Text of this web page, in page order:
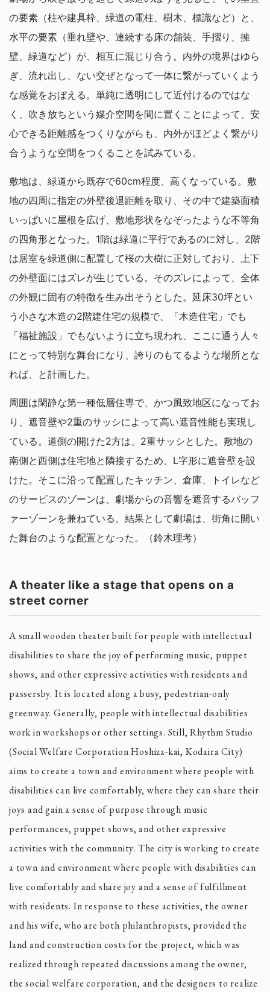
の要素（柱や建具枠、緑道の電柱、樹木、標識など）と、
水平の要素（垂れ壁や、連続する床の舗装、手摺り、擁
壁、緑道など）が、相互に混じり合う。内外の境界はゆら
ぎ、流れ出し、ない交ぜとなって一体に繋がっていくよう
な感覚をおぼえる。単純に透明にして近付けるのではな
く、吹き放ちという媒介空間を間に置くことによって、安
心できる距離感をつくりながらも、内外がほどよく繋がり
合うような空間をつくることを試みている。
敷地は、緑道から既存で60cm程度、高くなっている。敷
地の四周に指定の外壁後退距離を取り、その中で建築面積
いっぱいに屋根を広げ、敷地形状をなぞったような不等角
の四角形となった。1階は緑道に平行であるのに対し、2階
は居室を緑道側に配置して桜の大樹に正対しており、上下
の外壁面にはズレが生じている。そのズレによって、全体
の外観に固有の特徴を生み出そうとした。延床30坪とい
う小さな木造の2階建住宅の規模で、「木造住宅」でも
「福祉施設」でもないように立ち現われ、ここに通う人々
にとって特別な舞台になり、誇りのもてるような場所とな
れば、と計画した。
周囲は閑静な第一種低層住専で、かつ風致地区になってお
り、遮音壁や2重のサッシによって高い遮音性能も実現し
ている。道側の開けた2方は、2重サッシとした。敷地の
南側と西側は住宅地と隣接するため、L字形に遮音壁を設
けた。そこに沿って配置したキッチン、倉庫、トイレなど
のサービスのゾーンは、劇場からの音響を遮音するバッフ
ァーゾーンを兼ねている。結果として劇場は、街角に開い
た舞台のような配置となった。（鈴木理考）
A theater like a stage that opens on a
street corner
A small wooden theater built for people with intellectual
disabilities to share the joy of performing music, puppet
shows, and other expressive activities with residents and
passersby. It is located along a busy, pedestrian-only
greenway. Generally, people with intellectual disabilities
work in workshops or other settings. Still, Rhythm Studio
(Social Welfare Corporation Hoshiza-kai, Kodaira City)
aims to create a town and environment where people with
disabilities can live comfortably, where they can share their
joys and gain a sense of purpose through music
performances, puppet shows, and other expressive
activities with the community. The city is working to create
a town and environment where people with disabilities can
live comfortably and share joy and a sense of fulfillment
with residents. In response to these activities, the owner
and his wife, who are both philanthropists, provided the
land and construction costs for the project, which was
realized through repeated discussions among the owner,
the social welfare corporation, and the designers to realize